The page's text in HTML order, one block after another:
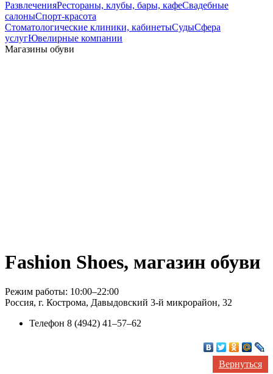
РазвлеченияРестораны, клубы, бары, кафеСвадебные
салоныСпорт-красота
Стоматологические клиники, кабинетыСудыСфера
услугЮвелирные компании
Магазины обуви
Fashion Shoes, магазин обуви
Режим работы: 10:00–22:00
Россия, г. Кострома, Давыдовский 3-й микрорайон, 32
Телефон 8 (4942) 41‒57‒62
Вернуться